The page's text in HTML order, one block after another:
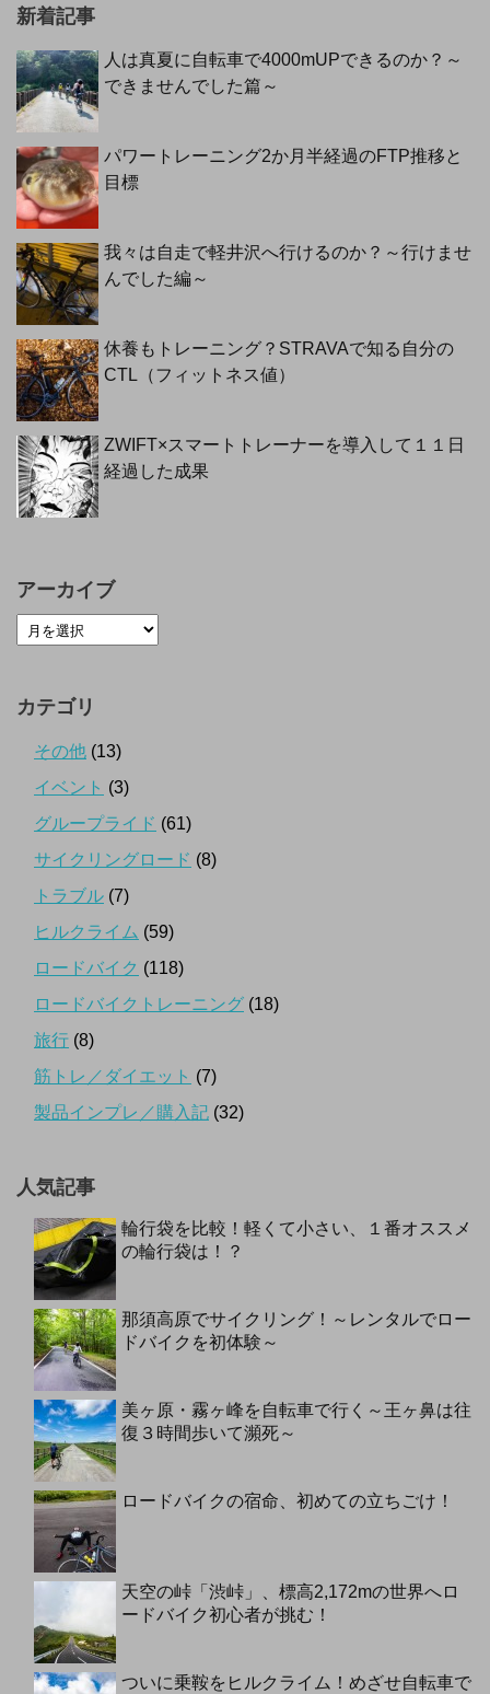
新着記事
人は真夏に自転車で4000mUPできるのか？～
できませんでした篇～
パワートレーニング2か月半経過のFTP推移と
目標
我々は自走で軽井沢へ行けるのか？～行けませ
んでした編～
休養もトレーニング？STRAVAで知る自分の
CTL（フィットネス値）
ZWIFT×スマートトレーナーを導入して１１日
経過した成果
アーカイブ
カテゴリ
その他 (13)
イベント (3)
グループライド (61)
サイクリングロード (8)
トラブル (7)
ヒルクライム (59)
ロードバイク (118)
ロードバイクトレーニング (18)
旅行 (8)
筋トレ／ダイエット (7)
製品インプレ／購入記 (32)
人気記事
輪行袋を比較！軽くて小さい、１番オススメ
の輪行袋は！？
那須高原でサイクリング！～レンタルでロー
ドバイクを初体験～
美ヶ原・霧ヶ峰を自転車で行く～王ヶ鼻は往
復３時間歩いて瀕死～
ロードバイクの宿命、初めての立ちごけ！
天空の峠「渋峠」、標高2,172mの世界へロ
ードバイク初心者が挑む！
ついに乗鞍をヒルクライム！めざせ自転車で